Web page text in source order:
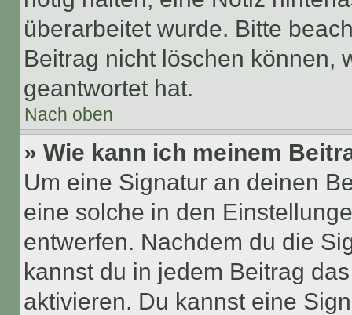
überarbeitet wurde. Bitte
Beitrag nicht löschen können,
geantwortet hat.
Nach oben
» Wie kann ich meinem
Um eine Signatur an deinen
eine solche in den
entwerfen. Nachdem du die
kannst du in jedem Beitrag
aktivieren. Du kannst eine